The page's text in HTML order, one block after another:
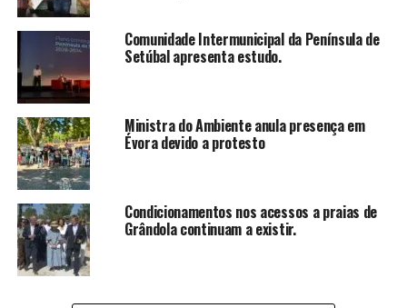
Comunidade Intermunicipal da Península de
Setúbal apresenta estudo.
Ministra do Ambiente anula presença em
Évora devido a protesto
Condicionamentos nos acessos a praias de
Grândola continuam a existir.